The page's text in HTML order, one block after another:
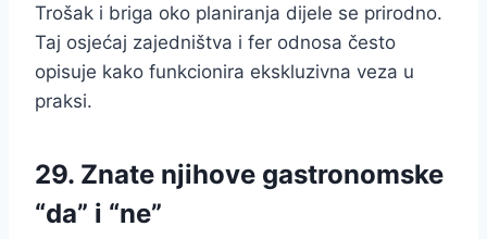
Trošak i briga oko planiranja dijele se prirodno.
Taj osjećaj zajedništva i fer odnosa često
opisuje kako funkcionira ekskluzivna veza u
praksi.
29. Znate njihove gastronomske
“da” i “ne”